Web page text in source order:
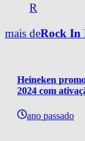
R
mais deRock In
Heineken
2024 com
ano passado